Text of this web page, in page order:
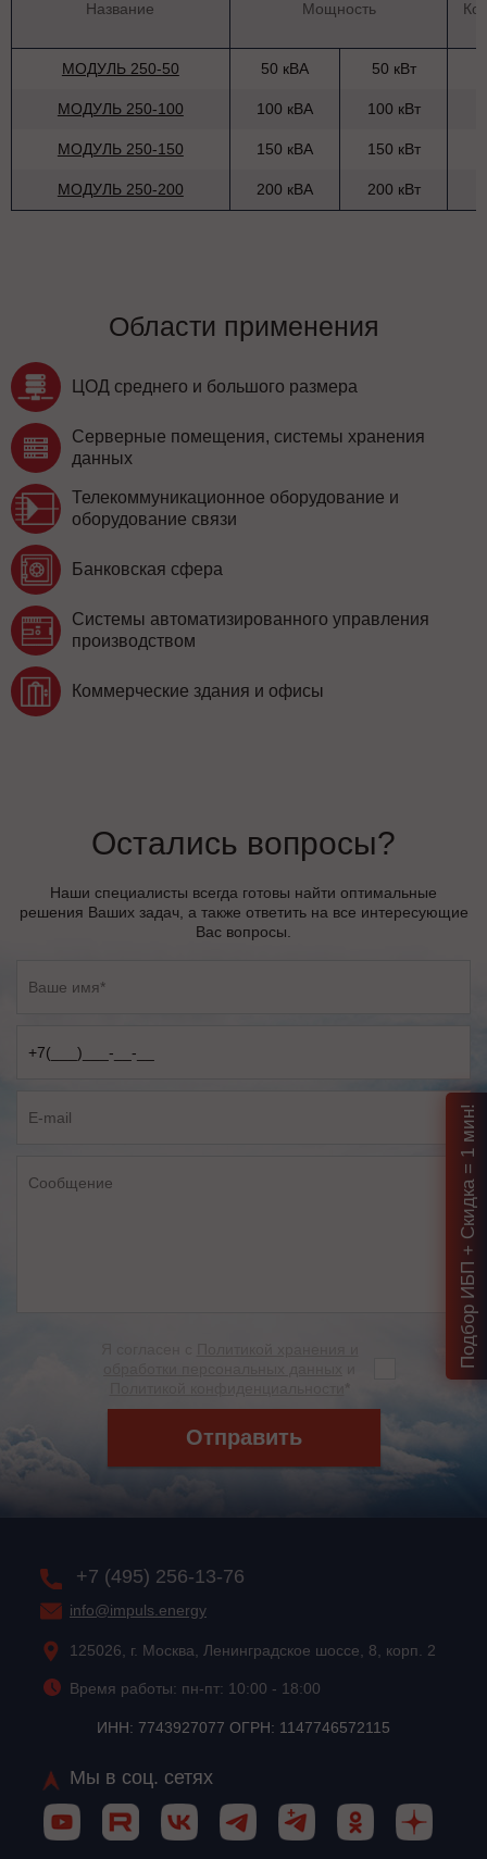
Название Мощность
МОДУЛЬ 250-50 50 кВА 50 кВт
МОДУЛЬ 250-100 100 кВА 100 кВт
МОДУЛЬ 250-150 150 кВА 150 кВт
МОДУЛЬ 250-200 200 кВА 200 кВт
Области применения
ЦОД среднего и большого размера
Серверные помещения, системы хранения
данных
Телекоммуникационное оборудование и
оборудование связи
Банковская сфера
Системы автоматизированного управления
производством
Коммерческие здания и офисы
Остались вопросы?
Наши специалисты всегда готовы найти оптимальные
решения Ваших задач, а также ответить на все интересующие
Вас вопросы.
Отправить
+7 (495) 256-13-76
info@impuls.energy
125026, г. Москва, Ленинградское шоссе, 8, корп. 2
Время работы: пн-пт: 10:00 - 18:00
ИНН: 7743927077 ОГРН: 1147746572115
Мы в соц. сетях
Подбор ИБП + Скидка = 1 мин!